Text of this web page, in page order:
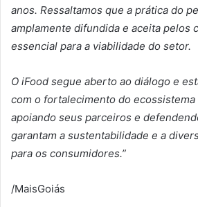
anos. Ressaltamos que a prática do
amplamente difundida e aceita pelos
essencial para a viabilidade do setor.
O iFood segue aberto ao diálogo e
com o fortalecimento do ecossistema
apoiando seus parceiros e
garantam a sustentabilidade e a
para os consumidores.”
/MaisGoiás